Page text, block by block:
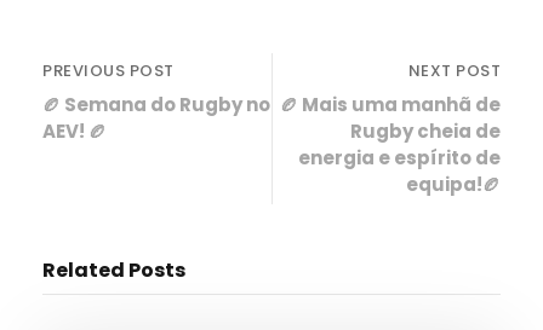
PREVIOUS POST
🏉 Semana do Rugby no
AEV! 🏉
NEXT POST
🏉 Mais uma manhã de
Rugby cheia de
energia e espírito de
equipa!🏉
Related Posts